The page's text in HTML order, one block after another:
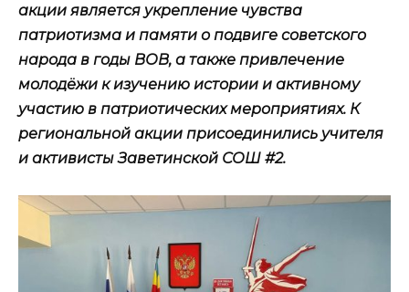
акции является укрепление чувства
патриотизма и памяти о подвиге советского
народа в годы ВОВ, а также привлечение
молодёжи к изучению истории и активному
участию в патриотических мероприятиях. К
региональной акции присоединились учителя
и активисты Заветинской СОШ #2.